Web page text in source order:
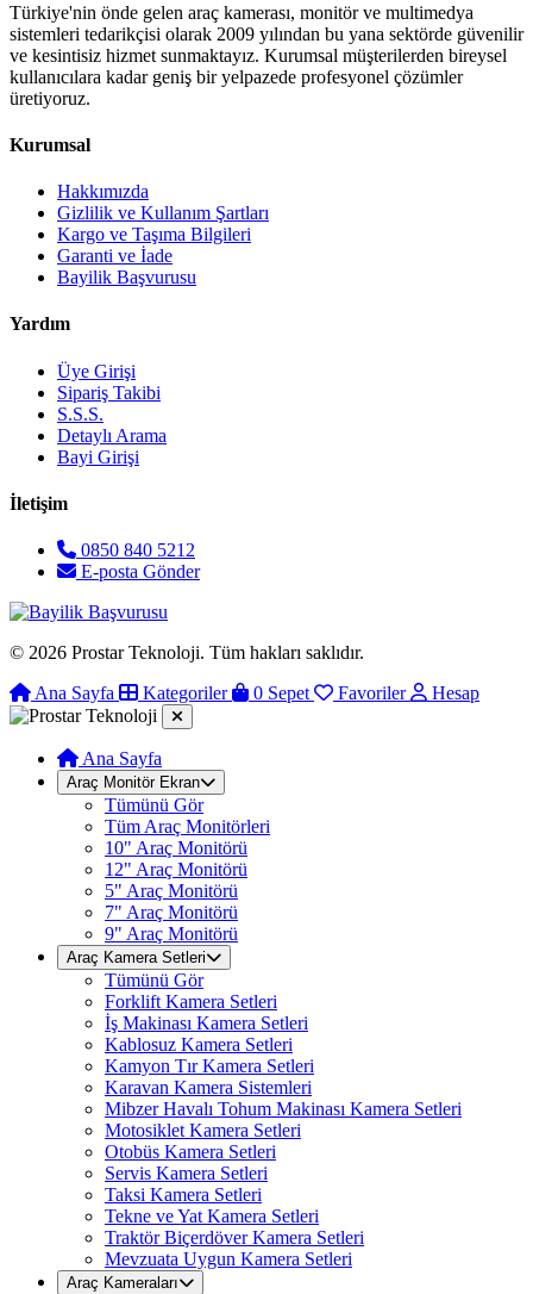
Türkiye'nin önde gelen araç kamerası, monitör ve multimedya
sistemleri tedarikçisi olarak 2009 yılından bu yana sektörde güvenilir
ve kesintisiz hizmet sunmaktayız. Kurumsal müşterilerden bireysel
kullanıcılara kadar geniş bir yelpazede profesyonel çözümler
üretiyoruz.
Kurumsal
Hakkımızda
Gizlilik ve Kullanım Şartları
Kargo ve Taşıma Bilgileri
Garanti ve İade
Bayilik Başvurusu
Yardım
Üye Girişi
Sipariş Takibi
S.S.S.
Detaylı Arama
Bayi Girişi
İletişim
0850 840 5212
E-posta Gönder
© 2026 Prostar Teknoloji. Tüm hakları saklıdır.
Ana Sayfa
Kategoriler 0 Sepet Favoriler Hesap
Ana Sayfa
Araç Monitör Ekran
Tümünü Gör
Tüm Araç Monitörleri
10" Araç Monitörü
12" Araç Monitörü
5" Araç Monitörü
7" Araç Monitörü
9" Araç Monitörü
Araç Kamera Setleri
Tümünü Gör
Forklift Kamera Setleri
İş Makinası Kamera Setleri
Kablosuz Kamera Setleri
Kamyon Tır Kamera Setleri
Karavan Kamera Sistemleri
Mibzer Havalı Tohum Makinası Kamera Setleri
Motosiklet Kamera Setleri
Otobüs Kamera Setleri
Servis Kamera Setleri
Taksi Kamera Setleri
Tekne ve Yat Kamera Setleri
Traktör Biçerdöver Kamera Setleri
Mevzuata Uygun Kamera Setleri
Araç Kameraları